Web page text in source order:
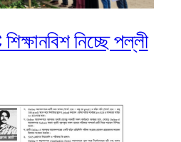
নিচ্ছে পল্লী